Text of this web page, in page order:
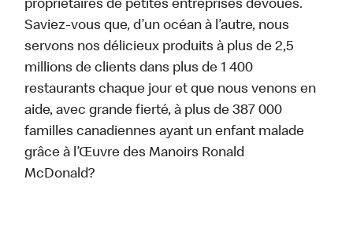
propriétaires de petites entreprises dévoués.
Saviez-vous que, d’un océan à l’autre, nous
servons nos délicieux produits à plus de 2,5
millions de clients dans plus de 1 400
restaurants chaque jour et que nous venons en
aide, avec grande fierté, à plus de 387 000
familles canadiennes ayant un enfant malade
grâce à l’Œuvre des Manoirs Ronald
McDonald?